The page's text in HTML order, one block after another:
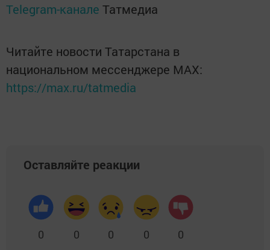
Telegram-канале Татмедиа
Читайте новости Татарстана в
национальном мессенджере MАХ:
https://max.ru/tatmedia
Оставляйте реакции
0 0 0 0 0